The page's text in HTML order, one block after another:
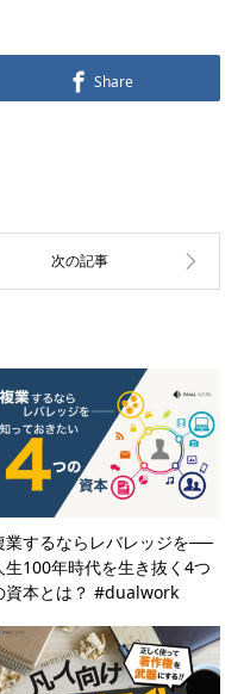
Share
業するならレバレッジを──
生100年時代を生き抜く4つ
資本とは？ #dualwork